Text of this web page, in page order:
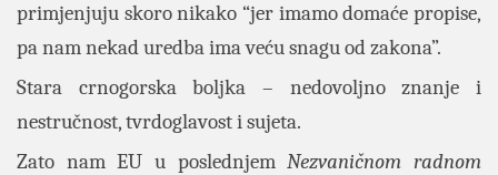
primjenjuju skoro nikako “jer imamo domaće propise,
pa nam nekad uredba ima veću snagu od zakona”.
Stara crnogorska boljka – nedovoljno znanje i
nestručnost, tvrdoglavost i sujeta.
Zato nam EU u poslednjemNezvaničnom radnom